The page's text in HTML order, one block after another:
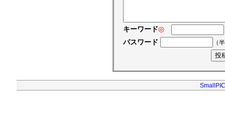
キーワード◎
パスワード （